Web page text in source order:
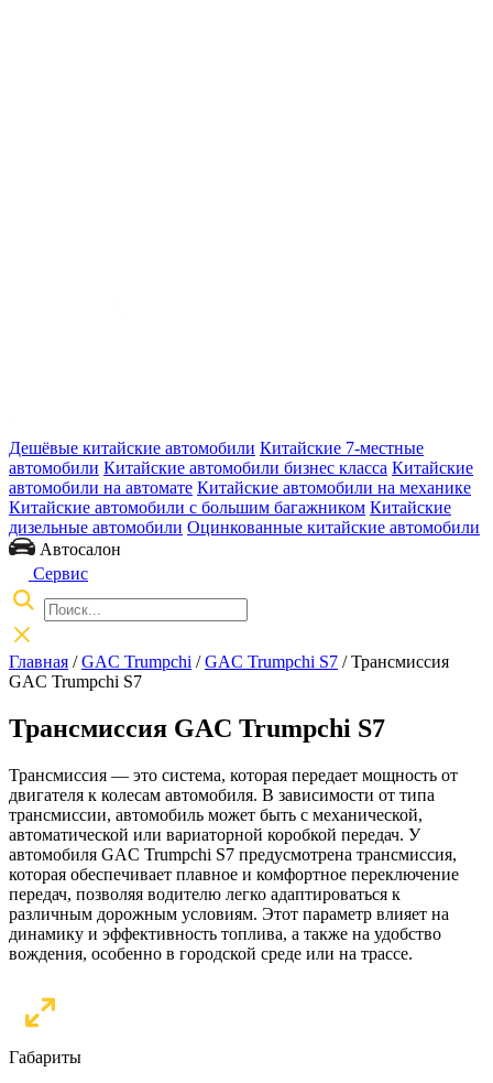
Дешёвые китайские автомобили Китайские 7-местные
автомобили Китайские автомобили бизнес класса Китайские
автомобили на автомате Китайские автомобили на механике
Китайские автомобили с большим багажником Китайские
дизельные автомобили Оцинкованные китайские автомобили
Автосалон
Сервис
Главная /GAC Trumpchi /GAC Trumpchi S7 / Трансмиссия
GAC Trumpchi S7
Трансмиссия GAC Trumpchi S7
Трансмиссия — это система, которая передает мощность от
двигателя к колесам автомобиля. В зависимости от типа
трансмиссии, автомобиль может быть с механической,
автоматической или вариаторной коробкой передач. У
автомобиля GAC Trumpchi S7 предусмотрена трансмиссия,
которая обеспечивает плавное и комфортное переключение
передач, позволяя водителю легко адаптироваться к
различным дорожным условиям. Этот параметр влияет на
динамику и эффективность топлива, а также на удобство
вождения, особенно в городской среде или на трассе.
Габариты